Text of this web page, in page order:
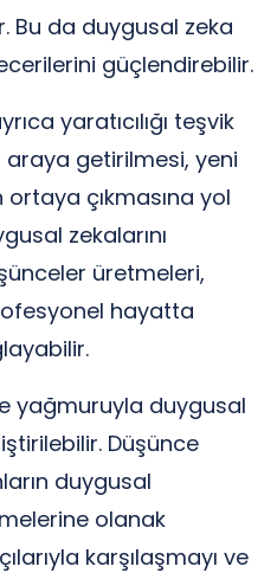
Bu da duygusal zeka
güçlendirebilir.
yaratıcılığı teşvik
araya getirilmesi, yeni
çıkmasına yol
zekalarını
üretmeleri,
hayatta
yağmuruyla duygusal
Düşünce
duygusal
olanak
karşılaşmayı ve